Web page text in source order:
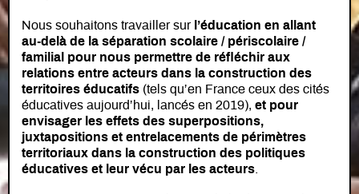
Nous souhaitons travailler sur l’éducation en allant
au-delà de la séparation scolaire / périscolaire /
familial pour nous permettre de réfléchir aux
relations entre acteurs dans la construction des
territoires éducatifs (tels qu’en France ceux des cités
éducatives aujourd’hui, lancés en 2019), et pour
envisager les effets des superpositions,
juxtapositions et entrelacements de périmètres
territoriaux dans la construction des politiques
éducatives et leur vécu par les acteurs